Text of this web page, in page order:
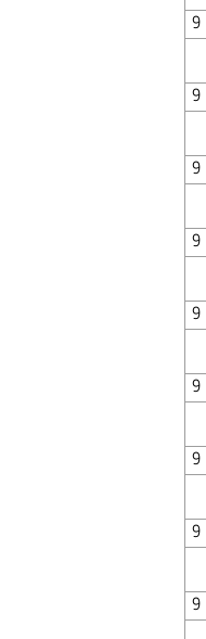
9
9
9
9
9
9
9
9
9